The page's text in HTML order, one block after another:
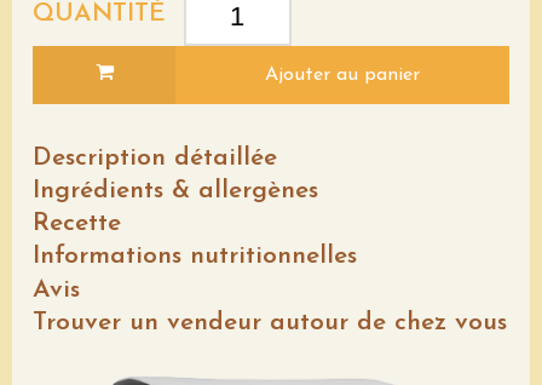
QUANTITÉ
Ajouter au panier
Description détaillée
Ingrédients & allergènes
Recette
Informations nutritionnelles
Avis
Trouver un vendeur autour de chez vous